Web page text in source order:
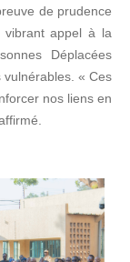
de prudence
appel à la
Déplacées
« Ces
nos liens en